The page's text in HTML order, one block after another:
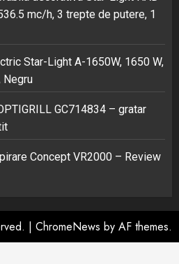
mc/h, 3 trepte de putere, 1
Star-Light A-1650W, 1650 W,
Negru
GC714834 – gratar
Concept VR2000 – Review
| ChromeNews by AF themes.